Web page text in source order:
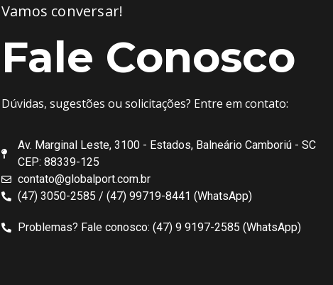
Vamos conversar!
Fale Conosco
Dúvidas, sugestões ou solicitações? Entre em contato:
Av. Marginal Leste, 3100 - Estados, Balneário Camboriú - SC
CEP: 88339-125
contato@globalport.com.br
(47) 3050-2585 / (47) 99719-8441 (WhatsApp)
Problemas? Fale conosco: (47) 9 9197-2585 (WhatsApp)